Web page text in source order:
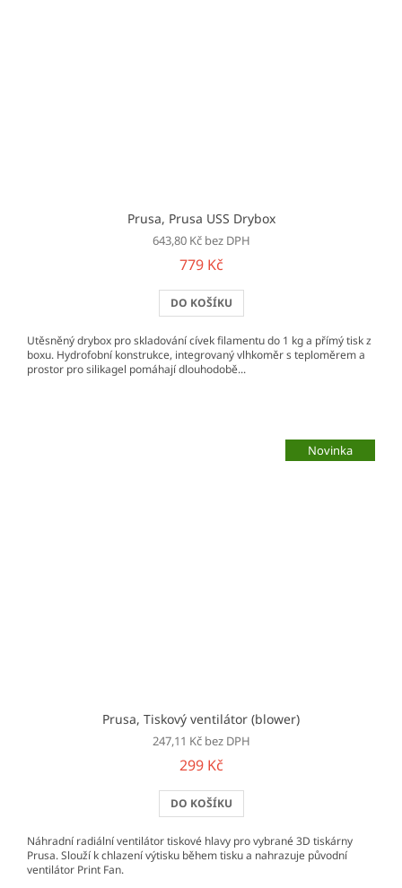
Prusa, Prusa USS Drybox
643,80 Kč bez DPH
779 Kč
DO KOŠÍKU
Utěsněný drybox pro skladování cívek filamentu do 1 kg a přímý tisk z
boxu. Hydrofobní konstrukce, integrovaný vlhkoměr s teploměrem a
prostor pro silikagel pomáhají dlouhodobě...
Novinka
Prusa, Tiskový ventilátor (blower)
247,11 Kč bez DPH
299 Kč
DO KOŠÍKU
Náhradní radiální ventilátor tiskové hlavy pro vybrané 3D tiskárny
Prusa. Slouží k chlazení výtisku během tisku a nahrazuje původní
ventilátor Print Fan.